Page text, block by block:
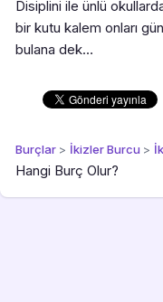
Disiplini ile ünlü
bir kutu kalem onları
bulana dek…
Burçlar > İkizler Burcu >
Hangi Burç Olur?